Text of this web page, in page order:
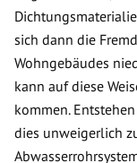
sich dann die
Wohngebäudes
kann auf diese
kommen.
dies unweigerlich